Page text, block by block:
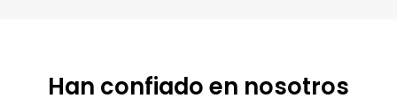
Han confiado en nosotros